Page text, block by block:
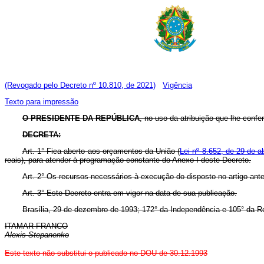
(Revogado pelo Decreto nº 10.810, de 2021)
Vigência
Texto para impressão
O PRESIDENTE DA REPÚBLICA, no uso da atribuição que lhe
DECRETA:
Art. 1° Fica aberto aos orçamentos da União (Lei nº 8.652, de 29 de
reais), para atender à programação constante do Anexo I deste Decreto.
Art. 2° Os recursos necessários à execução do disposto no artigo
Art. 3° Este Decreto entra em vigor na data de sua publicação.
Brasília, 29 de dezembro de 1993; 172° da Independência e 105° da
ITAMAR FRANCO
Alexis Stepanenko
Este texto não substitui o publicado no DOU de 30.12.1993